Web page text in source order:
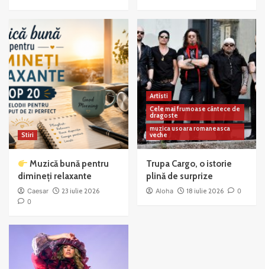
Stiri
Muzică bună pentru
dimineți relaxante
Caesar
23 iulie 2026
0
Artisti
Cele mai frumoase cântece de
dragoste
muzica usoara romaneasca
veche
Trupa Cargo, o istorie
plină de surprize
Aloha 18 iulie 2026 0